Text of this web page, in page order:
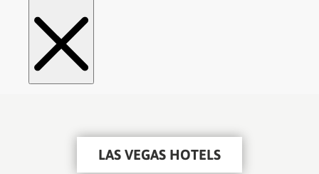
LAS VEGAS HOTELS